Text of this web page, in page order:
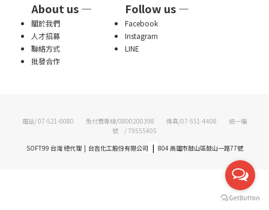
About us — Follow us —
關於我們
Facebook
人才招募
Instagram
聯絡方式
LINE
批發合作
電話/ 07-521-0080 免付費專線/0800200398 傳真/07-551-4408 統一編
號 / 79555405
SOFT99 台灣 總代理 | 台吉化工股份有限公司 | 804 高雄市鼓山區鼓山一路77號